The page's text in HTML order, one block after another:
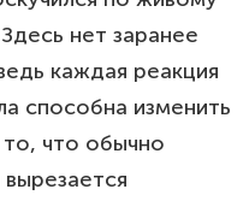
нет заранее
каждая реакция
способна изменить
что обычно